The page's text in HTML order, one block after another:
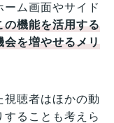
ム画面やサイド
の機能を活用する
会を増やせるメリ
視聴者はほかの動
ることも考えら